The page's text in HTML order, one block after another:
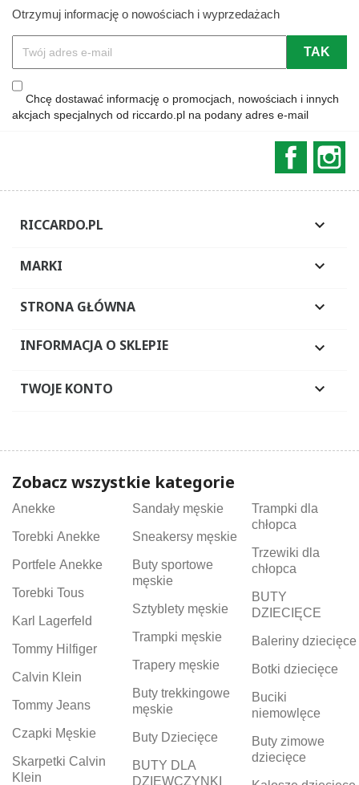
Otrzymuj informację o nowościach i wyprzedażach
Chcę dostawać informację o promocjach, nowościach i innych
akcjach specjalnych od riccardo.pl na podany adres e-mail
RICCARDO.PL 
MARKI 
STRONA GŁÓWNA 
INFORMACJA O SKLEPIE 
TWOJE KONTO 
Zobacz wszystkie kategorie
Anekke
Torebki Anekke
Portfele Anekke
Torebki Tous
Karl Lagerfeld
Tommy Hilfiger
Calvin Klein
Tommy Jeans
Czapki Męskie
Skarpetki Calvin
Klein
Sandały męskie
Sneakersy męskie
Buty sportowe
męskie
Sztyblety męskie
Trampki męskie
Trapery męskie
Buty trekkingowe
męskie
Buty Dziecięce
BUTY DLA
DZIEWCZYNKI
Trampki dla
chłopca
Trzewiki dla
chłopca
BUTY
DZIECIĘCE
Baleriny dziecięce
Botki dziecięce
Buciki
niemowlęce
Buty zimowe
dziecięce